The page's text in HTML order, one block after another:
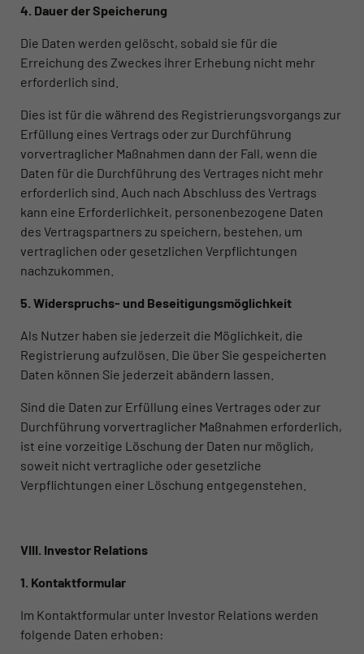
4. Dauer der Speicherung
Die Daten werden gelöscht, sobald sie für die
Erreichung des Zweckes ihrer Erhebung nicht mehr
erforderlich sind.
Dies ist für die während des Registrierungsvorgangs zur
Erfüllung eines Vertrags oder zur Durchführung
vorvertraglicher Maßnahmen dann der Fall, wenn die
Daten für die Durchführung des Vertrages nicht mehr
erforderlich sind. Auch nach Abschluss des Vertrags
kann eine Erforderlichkeit, personenbezogene Daten
des Vertragspartners zu speichern, bestehen, um
vertraglichen oder gesetzlichen Verpflichtungen
nachzukommen.
5. Widerspruchs- und Beseitigungsmöglichkeit
Als Nutzer haben sie jederzeit die Möglichkeit, die
Registrierung aufzulösen. Die über Sie gespeicherten
Daten können Sie jederzeit abändern lassen.
Sind die Daten zur Erfüllung eines Vertrages oder zur
Durchführung vorvertraglicher Maßnahmen erforderlich,
ist eine vorzeitige Löschung der Daten nur möglich,
soweit nicht vertragliche oder gesetzliche
Verpflichtungen einer Löschung entgegenstehen.
VIII. Investor Relations
1. Kontaktformular
Im Kontaktformular unter Investor Relations werden
folgende Daten erhoben: